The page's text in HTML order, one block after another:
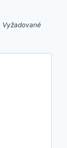
Vyžadované